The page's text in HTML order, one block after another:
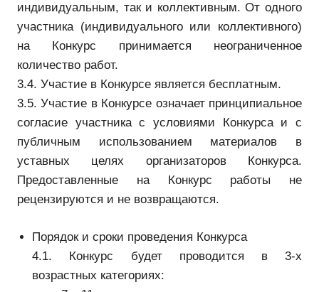
индивидуальным, так и коллективным. От одного
участника (индивидуального или коллективного)
на Конкурс принимается неограниченное
количество работ.
3.4. Участие в Конкурсе является бесплатным.
3.5. Участие в Конкурсе означает принципиальное
согласие участника с условиями Конкурса и c
публичным использованием материалов в
уставных целях организаторов Конкурса.
Предоставленные на Конкурс работы не
рецензируются и не возвращаются.
Порядок и сроки проведения Конкурса
4.1. Конкурс будет проводится в 3-х
возрастных категориях: